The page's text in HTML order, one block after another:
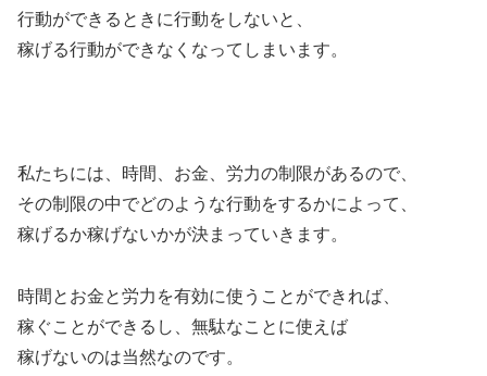
行動ができるときに行動をしないと、
稼げる行動ができなくなってしまいます。
私たちには、時間、お金、労力の制限があるので、
その制限の中でどのような行動をするかによって、
稼げるか稼げないかが決まっていきます。
時間とお金と労力を有効に使うことができれば、
稼ぐことができるし、無駄なことに使えば
稼げないのは当然なのです。